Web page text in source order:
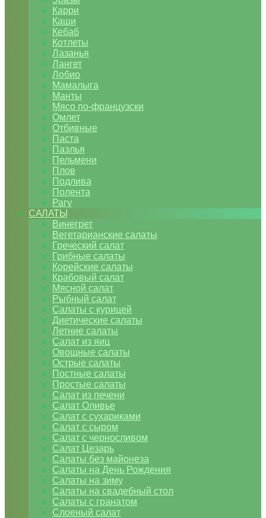
Карри
Каши
Кебаб
Котлеты
Лазанья
Лангет
Лобио
Мамалыга
Манты
Мясо по-французски
Омлет
Отбивные
Паста
Паэлья
Пельмени
Плов
Подлива
Полента
Рагу
САЛАТЫ
Винегрет
Вегетарианские салаты
Греческий салат
Грибные салаты
Корейские салаты
Крабовый салат
Мясной салат
Рыбный салат
Салаты с курицей
Диетические салаты
Летние салаты
Салат из яиц
Овощные салаты
Острые салаты
Постные салаты
Простые салаты
Салат из печени
Салат Оливье
Салат с сухариками
Салат с сыром
Салат с черносливом
Салат Цезарь
Салаты без майонеза
Салаты на День Рождения
Салаты на зиму
Салаты на свадебный стол
Салаты с гранатом
Слоеный салат